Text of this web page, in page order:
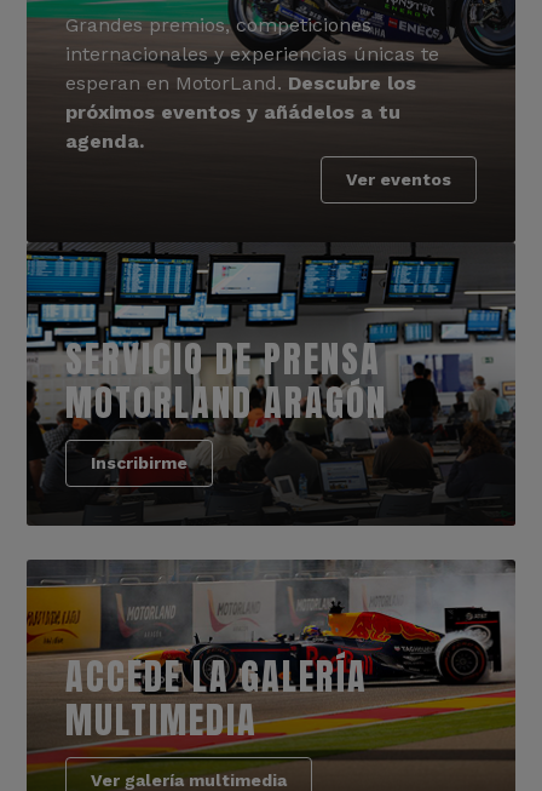
Grandes premios, competiciones
internacionales y experiencias únicas te
esperan en MotorLand. Descubre los
próximos eventos y añádelos a tu
agenda.
Ver eventos
SERVICIO DE PRENSA
MOTORLAND ARAGÓN
Inscribirme
ACCEDE LA GALERÍA
MULTIMEDIA
Ver galería multimedia